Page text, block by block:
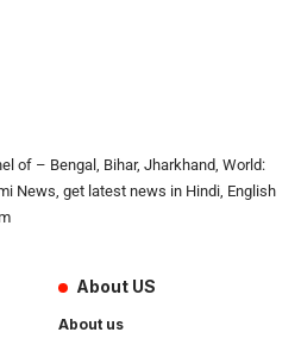
of – Bengal, Bihar, Jharkhand, World:
News, get latest news in Hindi, English
About US
About us